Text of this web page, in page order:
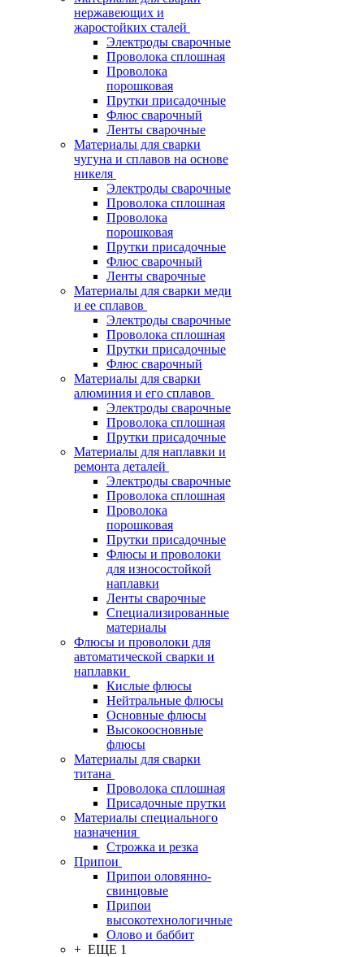
нержавеющих и
жаростойких сталей
Электроды сварочные
Проволока сплошная
Проволока
порошковая
Прутки присадочные
Флюс сварочный
Ленты сварочные
Материалы для сварки
чугуна и сплавов на основе
никеля
Электроды сварочные
Проволока сплошная
Проволока
порошковая
Прутки присадочные
Флюс сварочный
Ленты сварочные
Материалы для сварки меди
и ее сплавов
Электроды сварочные
Проволока сплошная
Прутки присадочные
Флюс сварочный
Материалы для сварки
алюминия и его сплавов
Электроды сварочные
Проволока сплошная
Прутки присадочные
Материалы для наплавки и
ремонта деталей
Электроды сварочные
Проволока сплошная
Проволока
порошковая
Прутки присадочные
Флюсы и проволоки
для износостойкой
наплавки
Ленты сварочные
Специализированные
материалы
Флюсы и проволоки для
автоматической сварки и
наплавки
Кислые флюсы
Нейтральные флюсы
Основные флюсы
Высокоосновные
флюсы
Материалы для сварки
титана
Проволока сплошная
Присадочные прутки
Материалы специального
назначения
Строжка и резка
Припои
Припои оловянно-
свинцовые
Припои
высокотехнологичные
Олово и баббит
+ ЕЩЕ 1